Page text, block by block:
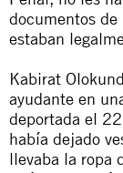
documentos
estaban
Kabirat
ayudante en
deportada el
había dejado
llevaba la ropa